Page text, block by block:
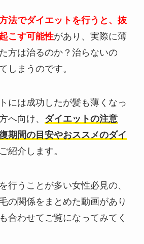
法でダイエットを行うと、抜
こす可能性があり、実際に薄
方は治るのか？治らないの
しまうのです。
には成功したが髪も薄くなっ
へ向け、 ダイエットの注意
期間の目安やおススメのダイ
紹介します。
行うことが多い女性必見の、
の関係をまとめた動画があり
合わせてご覧になってみてく